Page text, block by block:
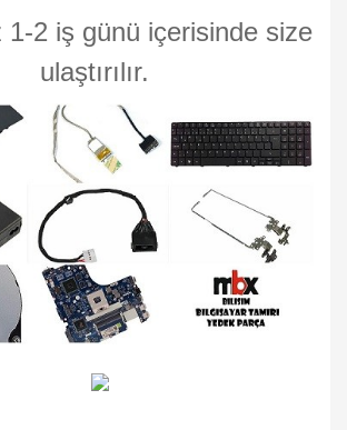
1-2 iş günü içerisinde size
ulaştırılır.